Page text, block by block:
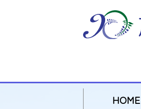
HOME